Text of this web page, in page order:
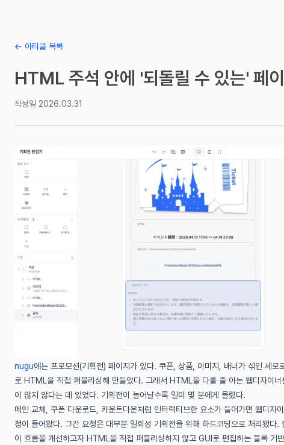
← 아티클 목록
HTML 주석 안에 '되돌릴 수 있는' 페
작성일 2026.03.31
nugu(새 창에서 열림)
에는 프로모션(기획전) 페이지가 있다. 쿠폰, 상품, 이미지, 배너가 섞인 세
로 HTML을 직접 퍼블리싱해 만들었다. 그래서 HTML을 다룰 줄 아는 웹디자이
이 많지 않다는 데 있었다. 기획전이 늘어날수록 일이 몇 분에게 몰렸다.
메인 교체, 쿠폰 다운로드, 카운트다운처럼 인터랙티브한 요소가 들어가면 웹디자
청이 들어왔다. 그간 요청은 대부분 일회성 기획전을 위해 하드코딩으로 처리됐다
이 흐름을 개선하고자 HTML을 직접 퍼블리싱하지 않고 GUI로 편집하는 블록